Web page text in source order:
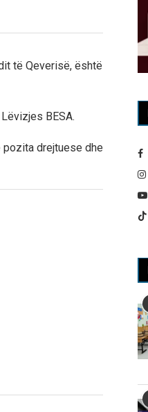
të Qeverisë, është
BESA.
drejtuese dhe